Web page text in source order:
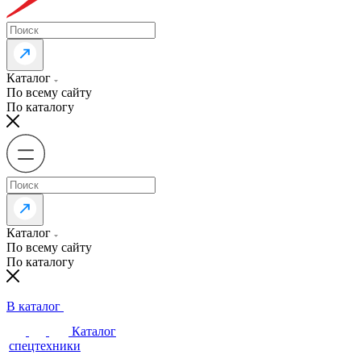
Каталог
По всему сайту
По каталогу
Каталог
По всему сайту
По каталогу
В каталог
Каталог
спецтехники